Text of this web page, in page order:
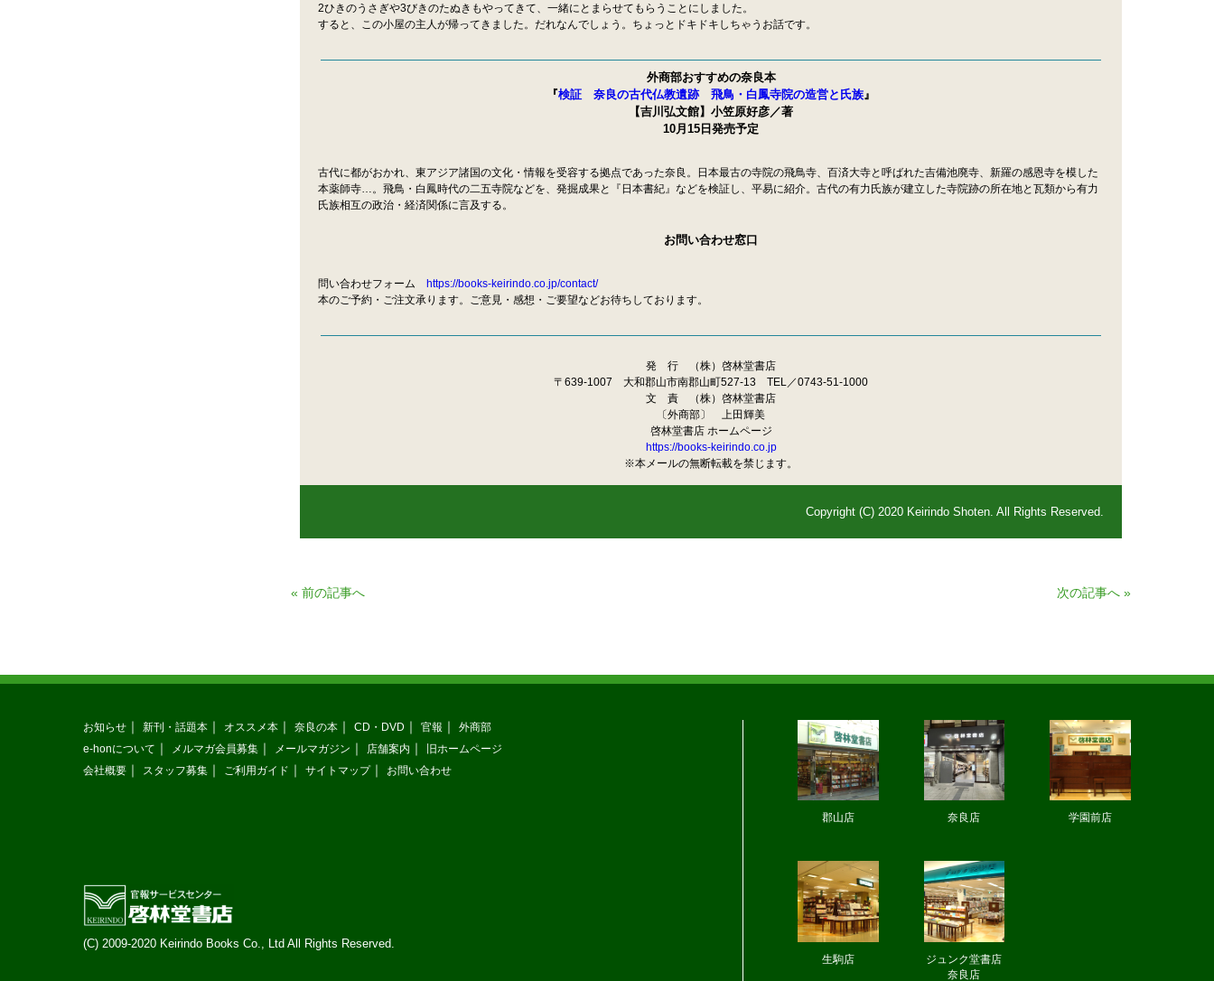
2ひきのうさぎや3びきのたぬきもやってきて、一緒にとまらせてもらうことにしました。
すると、この小屋の主人が帰ってきました。だれなんでしょう。ちょっとドキドキしちゃうお話です。
外商部おすすめの奈良本
『検証 奈良の古代仏教遺跡 飛鳥・白鳳寺院の造営と氏族 』
【吉川弘文館】小笠原好彦／著
10月15日発売予定
古代に都がおかれ、東アジア諸国の文化・情報を受容する拠点であった奈良。日本最古の寺院の飛鳥寺、百済大寺と呼ばれた吉備池廃寺、新羅の感恩寺を模した
本薬師寺…。飛鳥・白鳳時代の二五寺院などを、発掘成果と『日本書紀』などを検証し、平易に紹介。古代の有力氏族が建立した寺院跡の所在地と瓦類から有力
氏族相互の政治・経済関係に言及する。
お問い合わせ窓口
問い合わせフォーム https://books-keirindo.co.jp/contact/
本のご予約・ご注文承ります。ご意見・感想・ご要望などお待ちしております。
発 行 （株）啓林堂書店
〒639-1007 大和郡山市南郡山町527-13 TEL／0743-51-1000
文 責 （株）啓林堂書店
〔外商部〕 上田輝美
啓林堂書店 ホームページ
https://books-keirindo.co.jp
※本メールの無断転載を禁じます。
Copyright (C) 2020 Keirindo Shoten. All Rights Reserved.
« 前の記事へ 次の記事へ »
郡山店 奈良店 学園前店
生駒店
ジュンク堂書店
奈良店
お知らせ 新刊・話題本 オススメ本 奈良の本 CD・DVD 官報
外商部
e-honについて
メルマガ会員募集 メールマガジン 店舗案内
旧ホームページ
会社概要
スタッフ募集 ご利用ガイド サイトマップ お問い合わせ
(C) 2009-2020 Keirindo Books Co., Ltd All Rights Reserved.